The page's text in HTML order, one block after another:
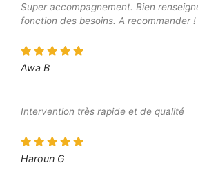
Super accompagnement. Bien
fonction des besoins. A recommander !
Awa B
Intervention très rapide et de qualité
Haroun G